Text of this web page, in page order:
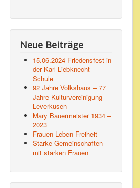
Neue Beiträge
15.06.2024 Friedensfest in
der Karl-Liebknecht-
Schule
92 Jahre Volkshaus – 77
Jahre Kulturvereinigung
Leverkusen
Mary Bauermeister 1934 –
2023
Frauen-Leben-Freiheit
Starke Gemeinschaften
mit starken Frauen